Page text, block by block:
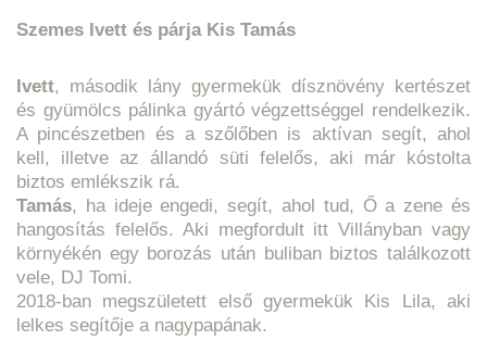
Szemes Ivett és párja Kis Tamás
Ivett, második lány gyermekük dísznövény kertészet
és gyümölcs pálinka gyártó végzettséggel rendelkezik.
A pincészetben és a szőlőben is aktívan segít, ahol
kell, illetve az állandó süti felelős, aki már kóstolta
biztos emlékszik rá.
Tamás, ha ideje engedi, segít, ahol tud, Ő a zene és
hangosítás felelős. Aki megfordult itt Villányban vagy
környékén egy borozás után buliban biztos találkozott
vele, DJ Tomi.
2018-ban megszületett első gyermekük Kis Lila, aki
lelkes segítője a nagypapának.